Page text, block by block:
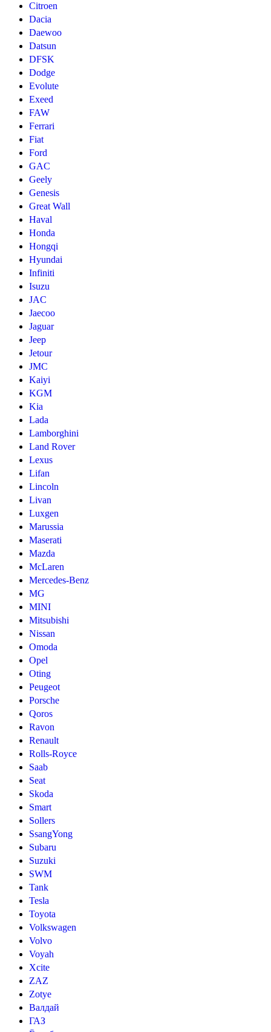
Citroen
Dacia
Daewoo
Datsun
DFSK
Dodge
Evolute
Exeed
FAW
Ferrari
Fiat
Ford
GAC
Geely
Genesis
Great Wall
Haval
Honda
Hongqi
Hyundai
Infiniti
Isuzu
JAC
Jaecoo
Jaguar
Jeep
Jetour
JMC
Kaiyi
KGM
Kia
Lada
Lamborghini
Land Rover
Lexus
Lifan
Lincoln
Livan
Luxgen
Marussia
Maserati
Mazda
McLaren
Mercedes-Benz
MG
MINI
Mitsubishi
Nissan
Omoda
Opel
Oting
Peugeot
Porsche
Qoros
Ravon
Renault
Rolls-Royce
Saab
Seat
Skoda
Smart
Sollers
SsangYong
Subaru
Suzuki
SWM
Tank
Tesla
Toyota
Volkswagen
Volvo
Voyah
Xcite
ZAZ
Zotye
Валдай
ГАЗ